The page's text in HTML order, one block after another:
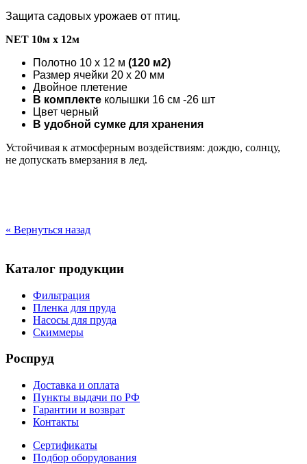
Защита садовых урожаев от птиц.
NET 10м х 12м
Полотно 10 х 12 м (120 м2)
Размер ячейки 20 х 20 мм
Двойное плетение
В комплекте колышки 16 см -26 шт
Цвет черный
В удобной сумке для хранения
Устойчивая к атмосферным воздействиям: дождю, солнцу,
не допускать вмерзания в лед.
« Вернуться назад
Каталог продукции
Фильтрация
Пленка для пруда
Насосы для пруда
Скиммеры
Роспруд
Доставка и оплата
Пункты выдачи по РФ
Гарантии и возврат
Контакты
Сертификаты
Подбор оборудования